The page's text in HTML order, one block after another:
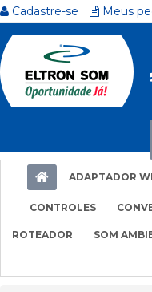
Cadastre-se Meus
ADAPTADOR
CONTROLES
ROTEADOR SOM